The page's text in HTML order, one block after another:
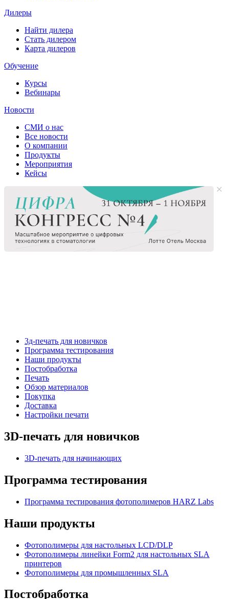
Дилеры
Найти дилера
Cтать дилером
Карта дилеров
Обучение
Курсы
Вебинары
Новости
СМИ о нас
Все новости
О компании
Продукты
Мероприятия
Кейсы
3д-печать для новичков
Программа тестирования
Наши продукты
Постобработка
Печать
Обзор материалов
Покупка
Доставка
Настройки печати
3D-печать для новичков
3D-печать для начинающих
Программа тестирования
Программа тестирования фотополимеров HARZ Labs
Наши продукты
Фотополимеры для настольных LCD/DLP
Фотополимеры линейки Form2 для настольных SLA
принтеров
Фотополимеры для промышленных SLA
Постобработка